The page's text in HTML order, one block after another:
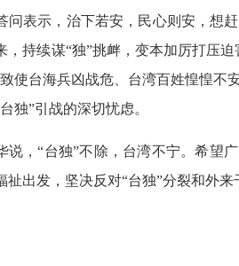
问表示，治下若安，民心则安，想
，持续谋“独”挑衅，变本加厉打压
使台海兵凶战危、台湾百姓惶惶不
独”引战的深切忧虑。
说，“台独”不除，台湾不宁。希望
祉出发，坚决反对“台独”分裂和外来